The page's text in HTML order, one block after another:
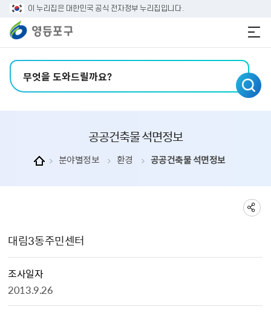
본문 바로가기
주메뉴 바로가기
이 누리집은 대한민국 공식 전자정부 누리집입니다.
공공건축물 석면정보
분야별정보 환경 공공건축물 석면정보
대림3동주민센터
조사일자
2013.9.26